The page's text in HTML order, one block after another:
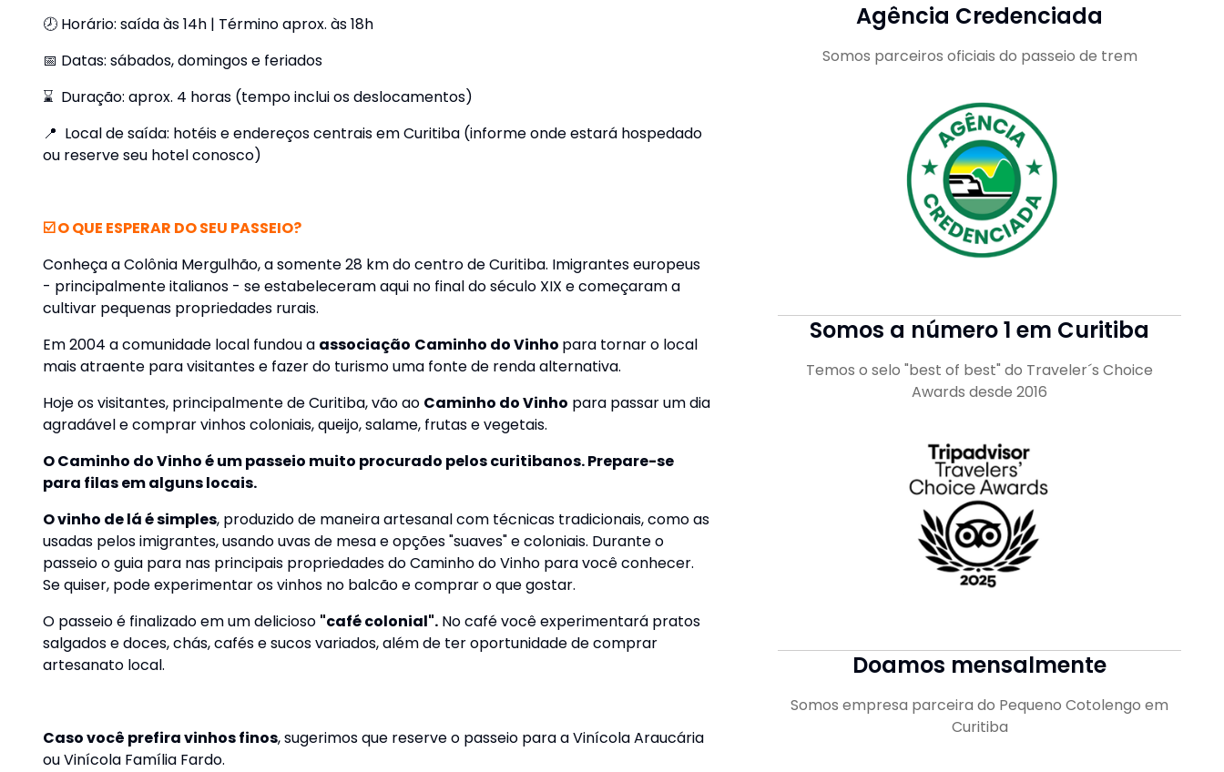
🕗 Horário: saída às 14h | Término aprox. às 18h
📅 Datas: sábados, domingos e feriados
⌛ Duração: aprox. 4 horas (tempo inclui os deslocamentos)
📍 Local de saída: hotéis e endereços centrais em Curitiba (informe onde estará hospedado
ou reserve seu hotel conosco)
☑️ O QUE ESPERAR DO SEU PASSEIO?
Conheça a Colônia Mergulhão, a somente 28 km do centro de Curitiba. Imigrantes europeus
- principalmente italianos - se estabeleceram aqui no final do século XIX e começaram a
cultivar pequenas propriedades rurais.
Em 2004 a comunidade local fundou a associação Caminho do Vinho para tornar o local
mais atraente para visitantes e fazer do turismo uma fonte de renda alternativa.
Hoje os visitantes, principalmente de Curitiba, vão ao Caminho do Vinho para passar um dia
agradável e comprar vinhos coloniais, queijo, salame, frutas e vegetais.
O Caminho do Vinho é um passeio muito procurado pelos curitibanos. Prepare-se
para filas em alguns locais.
O vinho de lá é simples, produzido de maneira artesanal com técnicas tradicionais, como as
usadas pelos imigrantes, usando uvas de mesa e opções "suaves" e coloniais. Durante o
passeio o guia para nas principais propriedades do Caminho do Vinho para você conhecer.
Se quiser, pode experimentar os vinhos no balcão e comprar o que gostar.
O passeio é finalizado em um delicioso "café colonial". No café você experimentará pratos
salgados e doces, chás, cafés e sucos variados, além de ter oportunidade de comprar
artesanato local.
Caso você prefira vinhos finos, sugerimos que reserve o passeio para aVinícola Araucária
ouVinícola Família Fardo.
Agência Credenciada
Somos parceiros oficiais do passeio de trem
Somos a número 1 em Curitiba
Temos o selo "best of best" do Traveler´s Choice
Awards desde 2016
Doamos mensalmente
Somos empresa parceira do Pequeno Cotolengo em
Curitiba